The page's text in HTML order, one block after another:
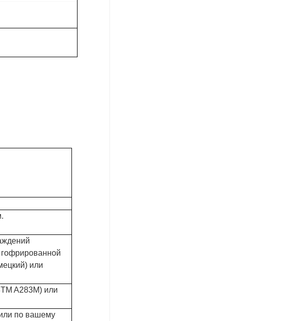
гофрированной
или
A283M) или
по вашему